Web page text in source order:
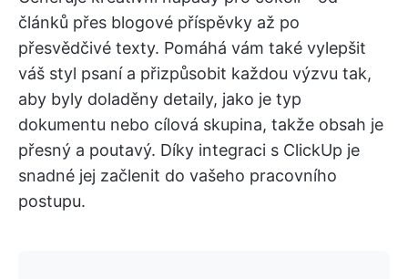
článků přes blogové příspěvky až po
přesvědčivé texty. Pomáhá vám také vylepšit
váš styl psaní a přizpůsobit každou výzvu tak,
aby byly doladěny detaily, jako je typ
dokumentu nebo cílová skupina, takže obsah je
přesný a poutavý. Díky integraci s ClickUp je
snadné jej začlenit do vašeho pracovního
postupu.